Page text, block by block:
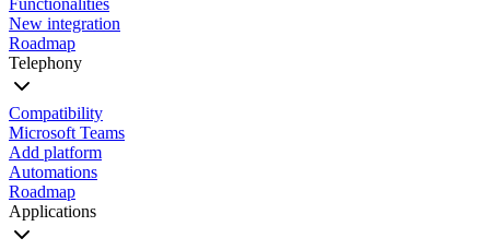
New integration
Roadmap
Telephony
Compatibility
Microsoft Teams
Add platform
Automations
Roadmap
Applications